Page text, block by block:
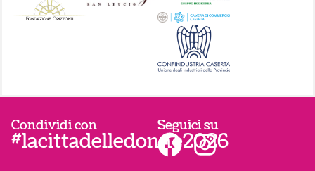
Condividi con
#lacittadelledonne2026
Seguici su